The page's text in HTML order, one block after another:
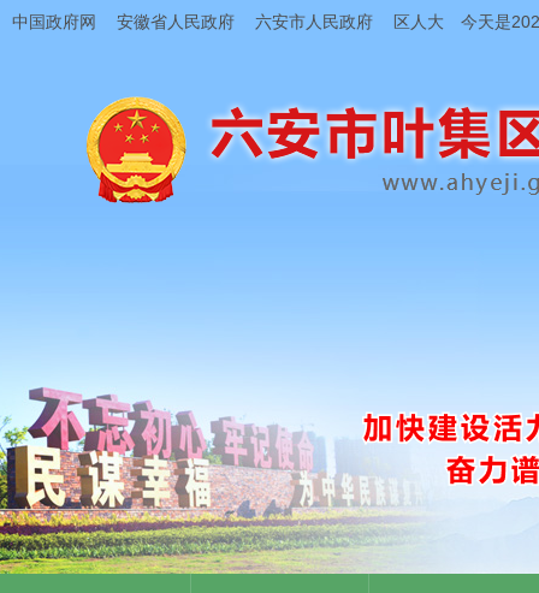
中国政府网 安徽省人民政府 六安市人民政府 区人大 今天是